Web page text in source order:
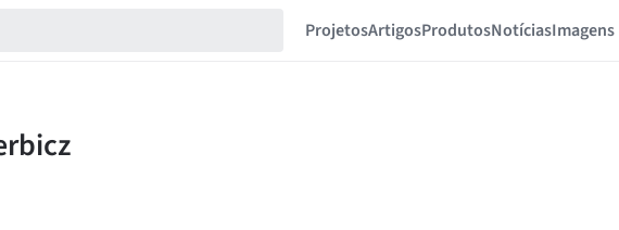
ProjetosArtigosProdutosNotíciasImagens